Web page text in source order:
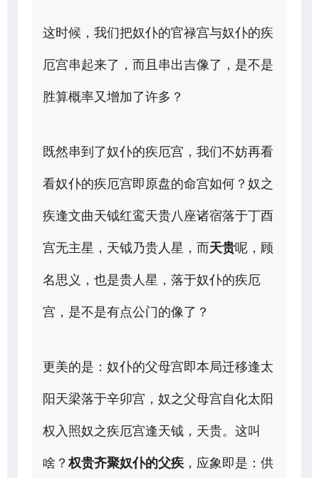
这时候，我们把奴仆的官禄宫与奴仆的疾
厄宫串起来了，而且串出吉像了，是不是
胜算概率又增加了许多？
既然串到了奴仆的疾厄宫，我们不妨再看
看奴仆的疾厄宫即原盘的命宫如何？奴之
疾逢文曲天钺红鸾天贵八座诸宿落于丁酉
宫无主星，天钺乃贵人星，而天贵呢，顾
名思义，也是贵人星，落于奴仆的疾厄
宫，是不是有点公门的像了？
更美的是：奴仆的父母宫即本局迁移逢太
阳天梁落于辛卯宫，奴之父母宫自化太阳
权入照奴之疾厄宫逢天钺，天贵。这叫
啥？权贵齐聚奴仆的父疾 ，应象即是：供